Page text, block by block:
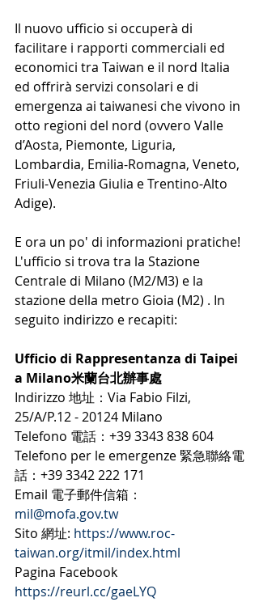
Il nuovo ufficio si occuperà di
facilitare i rapporti commerciali ed
economici tra Taiwan e il nord Italia
ed offrirà servizi consolari e di
emergenza ai taiwanesi che vivono in
otto regioni del nord (ovvero Valle
d’Aosta, Piemonte, Liguria,
Lombardia, Emilia-Romagna, Veneto,
Friuli-Venezia Giulia e Trentino-Alto
Adige).
E ora un po' di informazioni pratiche!
L'ufficio si trova tra la Stazione
Centrale di Milano (M2/M3) e la
stazione della metro Gioia (M2) . In
seguito indirizzo e recapiti:
Ufficio di Rappresentanza di Taipei
a Milano米蘭台北辦事處
Indirizzo 地址：Via Fabio Filzi,
25/A/P.12 - 20124 Milano
Telefono 電話：+39 3343 838 604
Telefono per le emergenze 緊急聯絡電
話：+39 3342 222 171
Email 電子郵件信箱：
mil@mofa.gov.tw
Sito 網址: https://www.roc-
taiwan.org/itmil/index.html
Pagina Facebook
https://reurl.cc/gaeLYQ